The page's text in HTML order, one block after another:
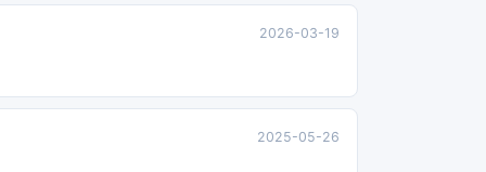
2026-03-19
2025-05-26